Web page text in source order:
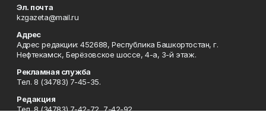
Эл. почта
kzgazeta@mail.ru
Адрес
Адрес редакции: 452688, Республика Башкортостан, г.
Нефтекамск, Берёзовское шоссе, 4-а, 3-й этаж.
Рекламная служба
Тел. 8 (34783) 7-45-35.
Редакция
Тел. 8 (34783) 7-42-72, 7-42-92..